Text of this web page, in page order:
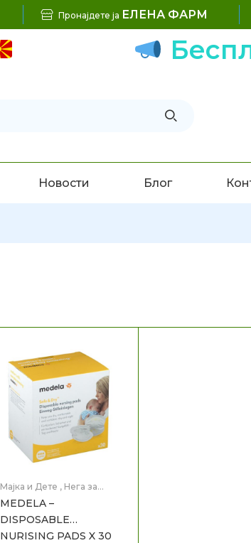
Пронајдете ја ЕЛЕНА ФАРМ
Новости Блог
Мајка и Дете , Нега за
MEDELA –
DISPOSABLE
NURISING PADS X 30